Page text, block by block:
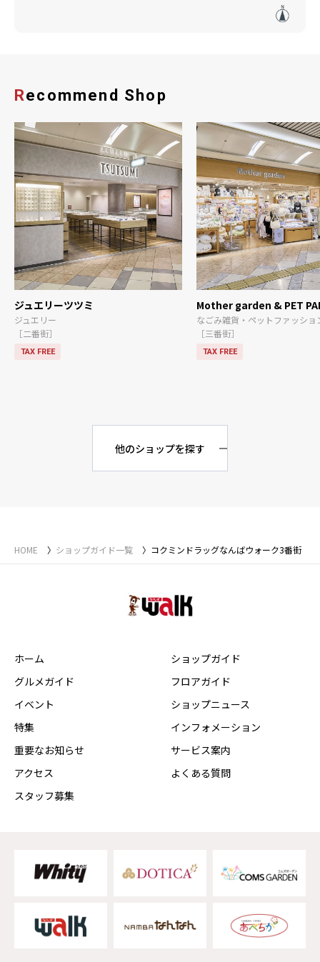
Recommend Shop
ジュエリーツツミ
ジュエリー
［二番街］
TAX FREE
Mother garden & PET
なごみ雑貨・ペットファッショ
［三番街］
TAX FREE
他のショップを探す
HOME ショップガイド一覧 コクミンドラッグなんばウォーク3番街
ホーム
グルメガイド
イベント
特集
重要なお知らせ
アクセス
スタッフ募集
ショップガイド
フロアガイド
ショップニュース
インフォメーション
サービス案内
よくある質問